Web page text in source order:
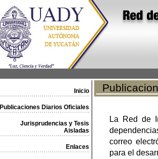
Inicio
Publicaciones Diarios Oficiales
Jurisprudencias y Tesis
Aisladas
Enlaces
La Red de
correo
para el